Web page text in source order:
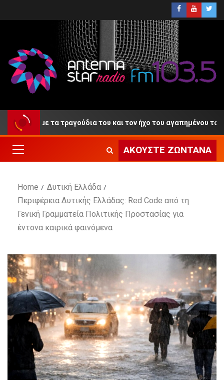
με τα τραγούδια του και τον ήχο του αγαπημένου του
ΑΚΟΎΣΤΕ ΖΩΝΤΑΝΆ
Home
Δυτική Ελλάδα
Περιφέρεια Δυτικής Ελλάδας: Red Code από τη
Γενική Γραμματεία Πολιτικής Προστασίας για
έντονα καιρικά φαινόμενα